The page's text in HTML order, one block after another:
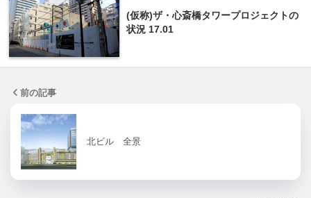
(仮称)ザ・心斎橋タワープロジェクトの
状況 17.01
前の記事
北ビル 全景